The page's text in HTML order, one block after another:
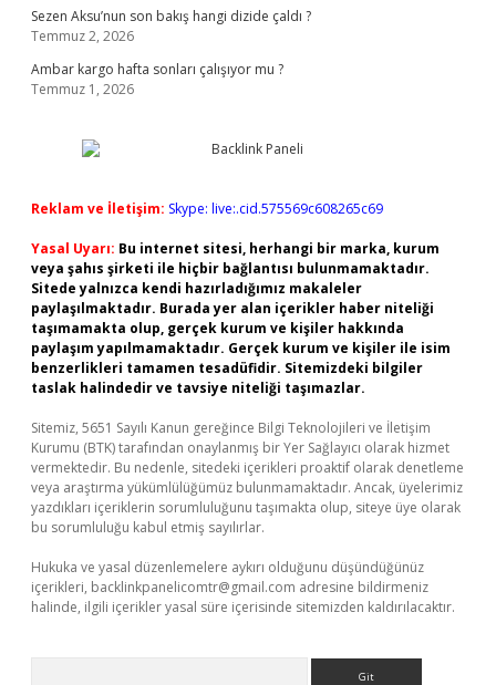
Sezen Aksu’nun son bakış hangi dizide çaldı ?
Temmuz 2, 2026
Ambar kargo hafta sonları çalışıyor mu ?
Temmuz 1, 2026
Reklam ve İletişim: Skype: live:.cid.575569c608265c69
Yasal Uyarı: Bu internet sitesi, herhangi bir marka, kurum
veya şahıs şirketi ile hiçbir bağlantısı bulunmamaktadır.
Sitede yalnızca kendi hazırladığımız makaleler
paylaşılmaktadır. Burada yer alan içerikler haber niteliği
taşımamakta olup, gerçek kurum ve kişiler hakkında
paylaşım yapılmamaktadır. Gerçek kurum ve kişiler ile isim
benzerlikleri tamamen tesadüfidir. Sitemizdeki bilgiler
taslak halindedir ve tavsiye niteliği taşımazlar.
Sitemiz, 5651 Sayılı Kanun gereğince Bilgi Teknolojileri ve İletişim
Kurumu (BTK) tarafından onaylanmış bir Yer Sağlayıcı olarak hizmet
vermektedir. Bu nedenle, sitedeki içerikleri proaktif olarak denetleme
veya araştırma yükümlülüğümüz bulunmamaktadır. Ancak, üyelerimiz
yazdıkları içeriklerin sorumluluğunu taşımakta olup, siteye üye olarak
bu sorumluluğu kabul etmiş sayılırlar.
Hukuka ve yasal düzenlemelere aykırı olduğunu düşündüğünüz
içerikleri, backlinkpanelicomtr@gmail.com adresine bildirmeniz
halinde, ilgili içerikler yasal süre içerisinde sitemizden kaldırılacaktır.